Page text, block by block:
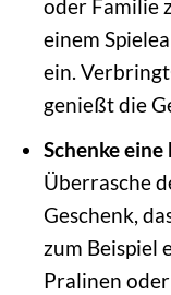
oder Familie
einem
ein.
genießt die
Schenke
Überrasche
Geschenk,
zum Beispiel
Pralinen